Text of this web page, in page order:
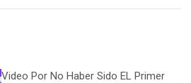
Video Por No Haber Sido EL Primer